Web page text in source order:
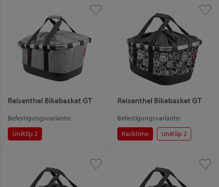
Reisenthel Bikebasket GT
Befestigungsvariante:
UniKlip 2
Reisenthel Bikebasket GT
Befestigungsvariante:
Racktime
UniKlip 2